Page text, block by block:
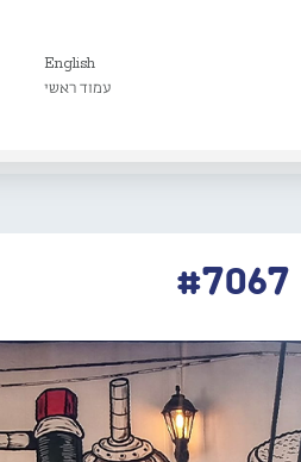
English
עמוד ראשי